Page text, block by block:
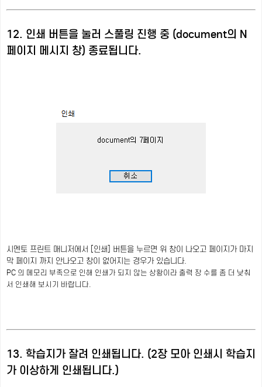
12. 인쇄 버튼을 눌러 스풀링 진행 중 (document의 N
페이지 메시지 창) 종료됩니다.
시멘토 프린트 매니저에서 [인쇄] 버튼을 누르면 위 창이 나오고 페이지가 마지
막 페이지 까지 안나오고 창이 없어지는 경우가 있습니다.
PC 의 메모리 부족으로 인해 인쇄가 되지 않는 상황이라 출력 장 수를 좀 더 낮춰
서 인쇄해 보시기 바랍니다.
13. 학습지가 잘려 인쇄됩니다. (2장 모아 인쇄시 학습지
가 이상하게 인쇄됩니다.)